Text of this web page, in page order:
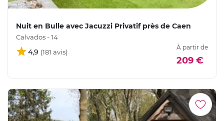
Nuit en Bulle avec Jacuzzi Privatif près de Caen
Calvados - 14
4,9
À partir de
209 €